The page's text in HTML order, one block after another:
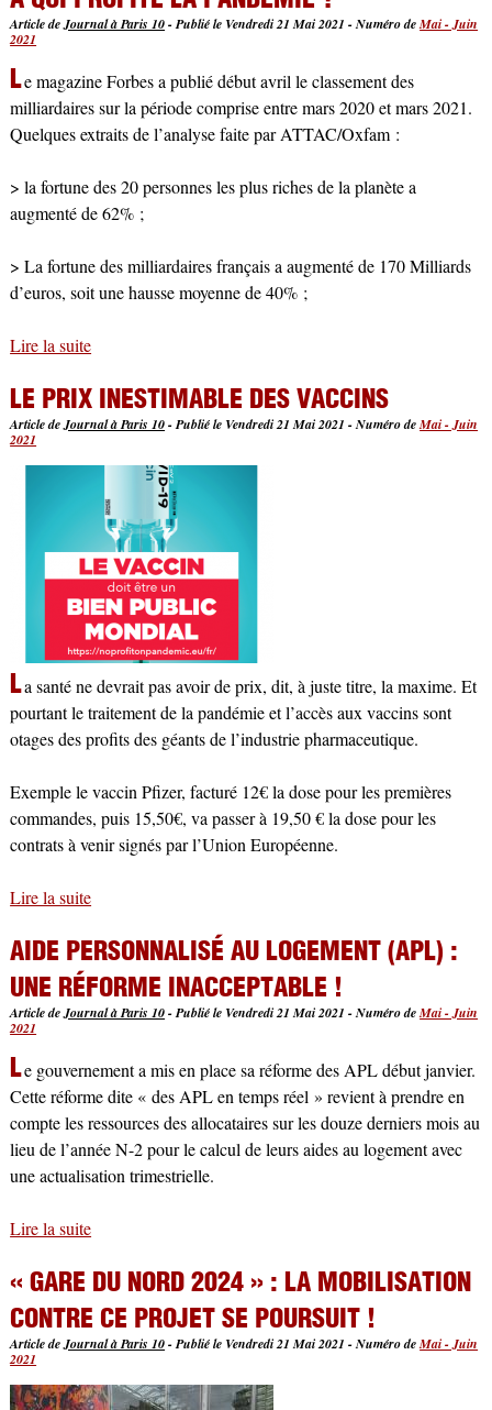
Article deJournal à Paris 10-Publié le Vendredi 21 Mai 2021 -Numéro deMai - Juin
2021
Le magazine Forbes a publié début avril le classement des
milliardaires sur la période comprise entre mars 2020 et mars 2021.
Quelques extraits de l’analyse faite par ATTAC/Oxfam :
> la fortune des 20 personnes les plus riches de la planète a
augmenté de 62% ;
> La fortune des milliardaires français a augmenté de 170 Milliards
d’euros, soit une hausse moyenne de 40% ;
Lire la suite
LE PRIX INESTIMABLE DES VACCINS
Article deJournal à Paris 10-Publié le Vendredi 21 Mai 2021 -Numéro deMai - Juin
2021
La santé ne devrait pas avoir de prix, dit, à juste titre, la maxime. Et
pourtant le traitement de la pandémie et l’accès aux vaccins sont
otages des profits des géants de l’industrie pharmaceutique.
Exemple le vaccin Pfizer, facturé 12€ la dose pour les premières
commandes, puis 15,50€, va passer à 19,50 € la dose pour les
contrats à venir signés par l’Union Européenne.
Lire la suite
AIDE PERSONNALISÉ AU LOGEMENT (APL) :
UNE RÉFORME INACCEPTABLE !
Article deJournal à Paris 10-Publié le Vendredi 21 Mai 2021 -Numéro deMai - Juin
2021
Le gouvernement a mis en place sa réforme des APL début janvier.
Cette réforme dite « des APL en temps réel » revient à prendre en
compte les ressources des allocataires sur les douze derniers mois au
lieu de l’année N-2 pour le calcul de leurs aides au logement avec
une actualisation trimestrielle.
Lire la suite
« GARE DU NORD 2024 » : LA MOBILISATION
CONTRE CE PROJET SE POURSUIT !
Article deJournal à Paris 10-Publié le Vendredi 21 Mai 2021 -Numéro deMai - Juin
2021